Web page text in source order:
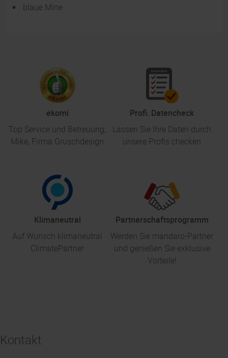
blaue Mine
ekomi
Top Service und Betreuung;
Mike, Firma Gruschdesign
Profi. Datencheck
Lassen Sie Ihre Daten durch
unsere Profis checken
Klimaneutral
Auf Wunsch klimaneutral
ClimatePartner
Partnerschaftsprogramm
Werden Sie mandaro-Partner
und genießen Sie exklusive
Vorteile!
Kontakt